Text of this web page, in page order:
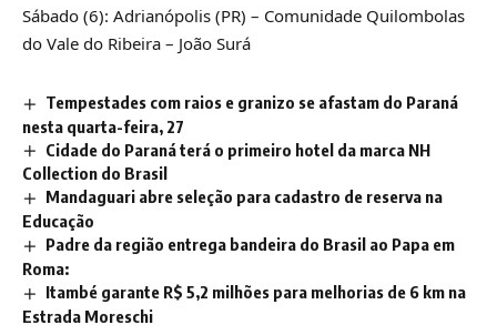
Sábado (6): Adrianópolis (PR) – Comunidade Quilombolas
do Vale do Ribeira – João Surá
Tempestades com raios e granizo se afastam do Paraná
nesta quarta-feira, 27
Cidade do Paraná terá o primeiro hotel da marca NH
Collection do Brasil
Mandaguari abre seleção para cadastro de reserva na
Educação
Padre da região entrega bandeira do Brasil ao Papa em
Roma:
Itambé garante R$ 5,2 milhões para melhorias de 6 km na
Estrada Moreschi